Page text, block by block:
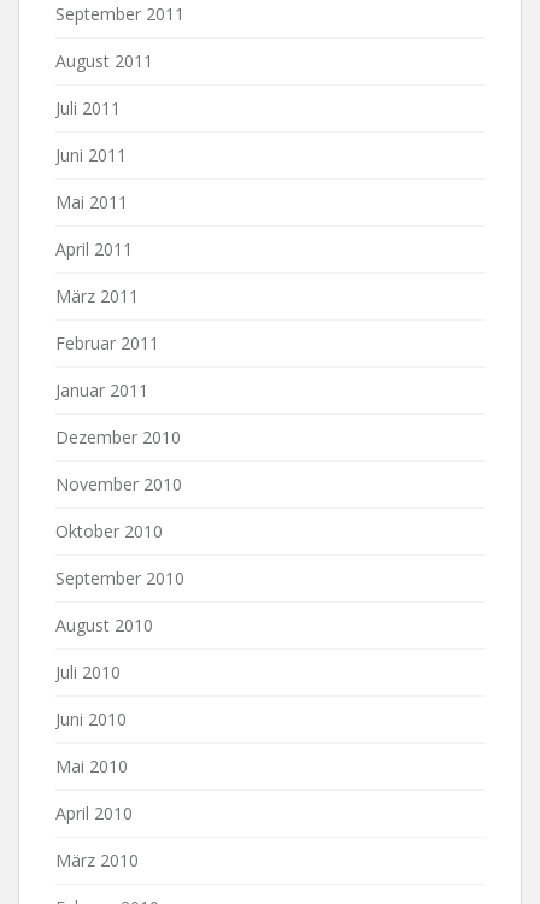
September 2011
August 2011
Juli 2011
Juni 2011
Mai 2011
April 2011
März 2011
Februar 2011
Januar 2011
Dezember 2010
November 2010
Oktober 2010
September 2010
August 2010
Juli 2010
Juni 2010
Mai 2010
April 2010
März 2010